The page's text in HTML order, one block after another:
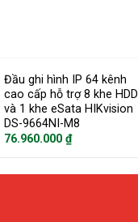
Đầu ghi hình IP 64 kênh
cao cấp hỗ trợ 8 khe HDD
và 1 khe eSata HIKvision
DS-9664NI-M8
76.960.000₫